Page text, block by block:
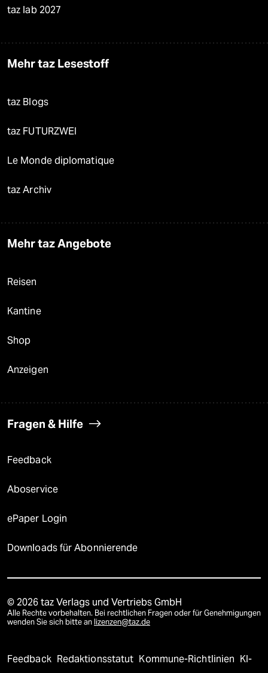
taz lab 2027
Mehr taz Lesestoff
taz Blogs
taz FUTURZWEI
Le Monde diplomatique
taz Archiv
Mehr taz Angebote
Reisen
Kantine
Shop
Anzeigen
Fragen & Hilfe
Feedback
Aboservice
ePaper Login
Downloads für Abonnierende
© 2026 taz Verlags und Vertriebs GmbH
Alle Rechte vorbehalten. Bei rechtlichen Fragen oder für Genehmigungen
wenden Sie sich bitte an lizenzen@taz.de
Feedback Redaktionsstatut Kommune-Richtlinien KI-